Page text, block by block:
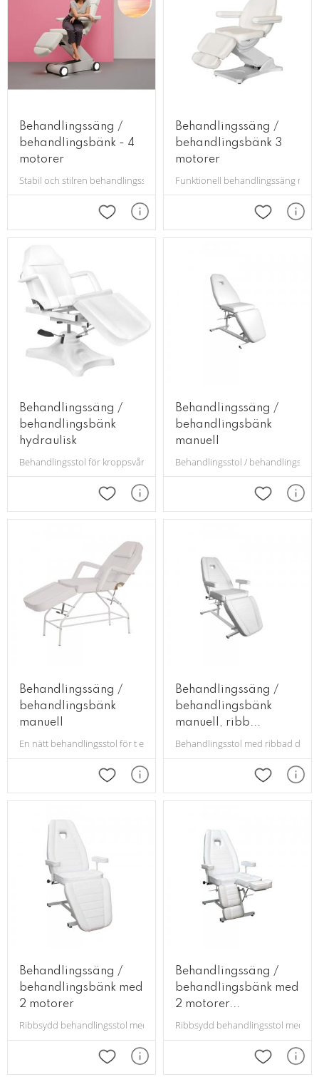
Behandlingssäng /
behandlingsbänk - 4
motorer
Stabil och stilren behandlingssäng för hudvård.
Lägg till i favoriter
Behandlingssäng /
behandlingsbänk 3
motorer
Funktionell behandlingssäng
Lägg till i
Behandlingssäng /
behandlingsbänk
hydraulisk
Behandlingsstol för kroppsvård. Finns i vit eller svart färg. Höj- &
Lägg till i favoriter
Behandlingssäng /
behandlingsbänk
manuell
Behandlingsstol /
Lägg till i
Behandlingssäng /
behandlingsbänk
manuell
En nätt behandlingsstol för t ex hudvård. Med ansiktshål, avtagbara
Lägg till i favoriter
Behandlingssäng /
behandlingsbänk
manuell, ribb...
Behandlingsstol med ribbad
Lägg till i
Behandlingssäng /
behandlingsbänk med
2 motorer
Ribbsydd behandlingsstol med 2 motorer för upp och ned reglering,
Lägg till i favoriter
Behandlingssäng /
behandlingsbänk med
2 motorer...
Ribbsydd behandlingsstol med 2
Lägg till i